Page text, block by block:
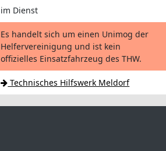
im Dienst
Es handelt sich um einen Unimog der
Helfervereinigung und ist kein
offizielles Einsatzfahrzeug des THW.
Technisches Hilfswerk Meldorf